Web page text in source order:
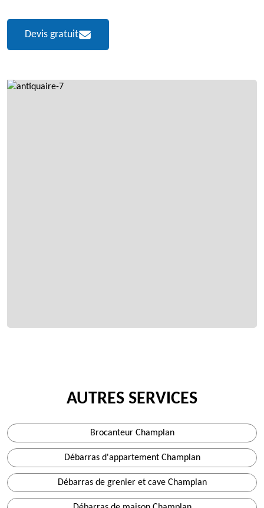
Devis gratuit
AUTRES SERVICES
Brocanteur Champlan
Débarras d'appartement Champlan
Débarras de grenier et cave Champlan